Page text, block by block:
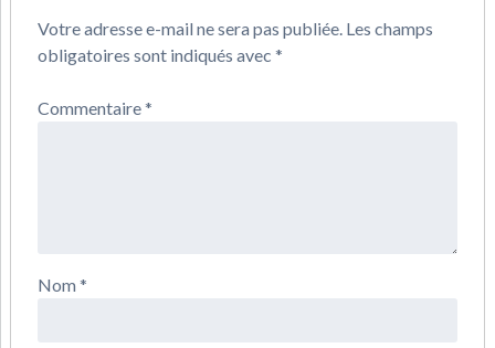
Votre adresse e-mail ne sera pas publiée. Les champs
obligatoires sont indiqués avec *
Commentaire*
Nom *